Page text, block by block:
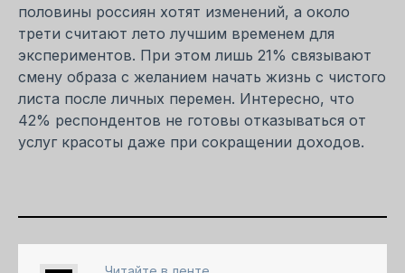
половины россиян хотят изменений, а около
трети считают лето лучшим временем для
экспериментов. При этом лишь 21% связывают
смену образа с желанием начать жизнь с чистого
листа после личных перемен. Интересно, что
42% респондентов не готовы отказываться от
услуг красоты даже при сокращении доходов.